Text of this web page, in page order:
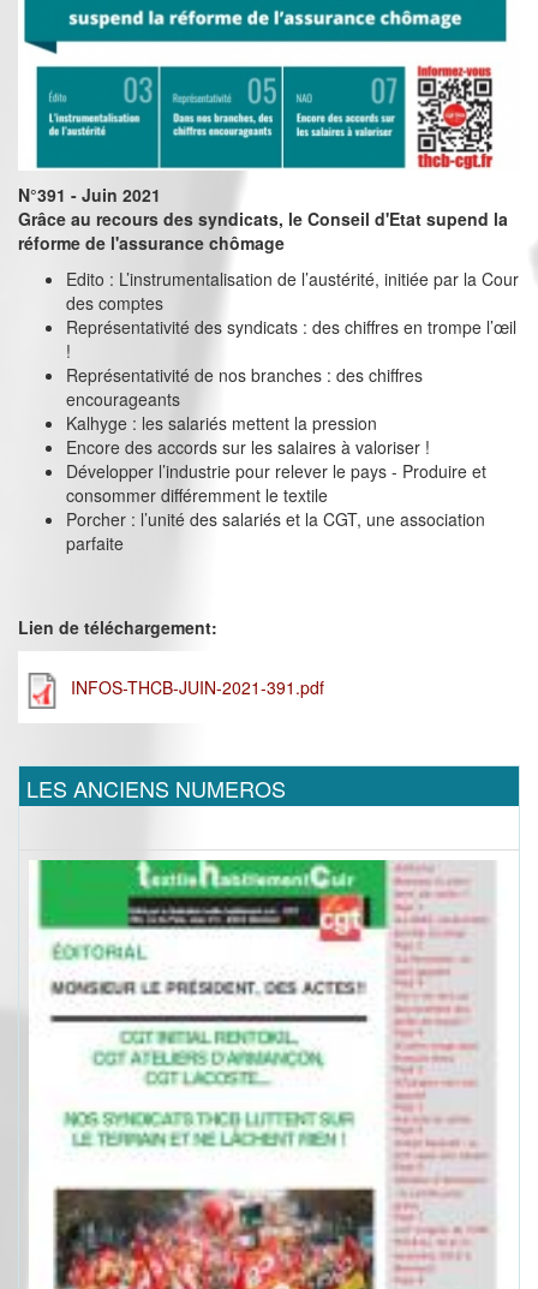
N°391 - Juin 2021
Grâce au recours des syndicats, le Conseil d'Etat supend la
réforme de l'assurance chômage
Edito : L’instrumentalisation de l’austérité, initiée par la Cour
des comptes
Représentativité des syndicats : des chiffres en trompe l’œil
!
Représentativité de nos branches : des chiffres
encourageants
Kalhyge : les salariés mettent la pression
Encore des accords sur les salaires à valoriser !
Développer l’industrie pour relever le pays - Produire et
consommer différemment le textile
Porcher : l’unité des salariés et la CGT, une association
parfaite
Lien de téléchargement:
INFOS-THCB-JUIN-2021-391.pdf
LES ANCIENS NUMEROS